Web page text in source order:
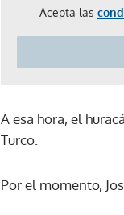
Acepta las
A esa hora, el
Turco.
Por el momento,